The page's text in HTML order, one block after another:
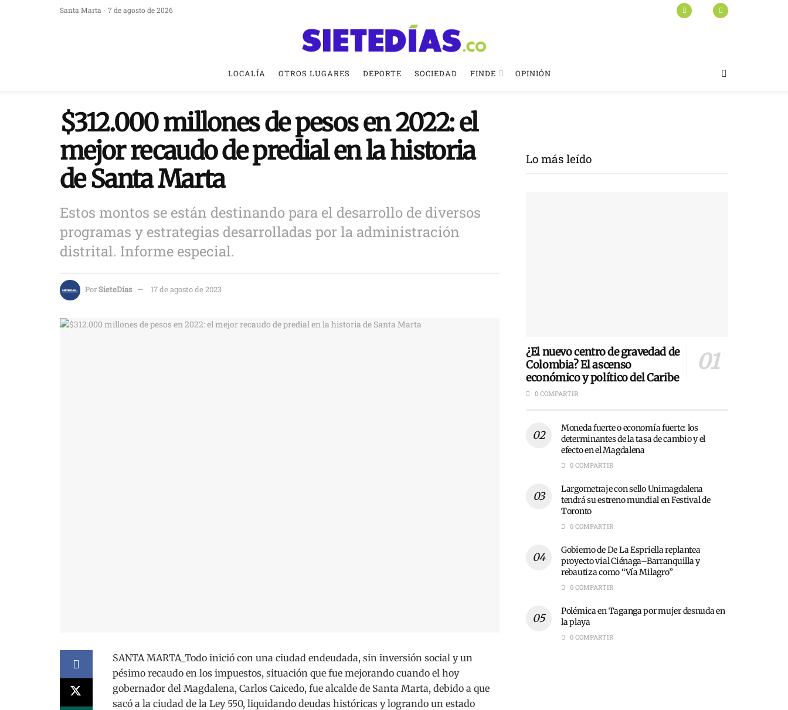
Santa Marta - 7 de agosto de 2026
LOCALÍA OTROS LUGARES DEPORTE SOCIEDAD FINDE OPINIÓN
$312.000 millones de pesos en 2022: el
mejor recaudo de predial en la historia
de Santa Marta
Estos montos se están destinando para el desarrollo de diversos
programas y estrategias desarrolladas por la administración
distrital. Informe especial.
PorSieteDías 17 de agosto de 2023
SANTA MARTA_Todo inició con una ciudad endeudada, sin inversión social y un
pésimo recaudo en los impuestos, situación que fue mejorando cuando el hoy
gobernador del Magdalena, Carlos Caicedo, fue alcalde de Santa Marta, debido a que
sacó a la ciudad de la Ley 550, liquidando deudas históricas y logrando un estado
Lo más leído
¿El nuevo centro de gravedad de
Colombia? El ascenso
económico y político del Caribe
0 COMPARTIR
Moneda fuerte o economía fuerte: los
determinantes de la tasa de cambio y el
efecto en el Magdalena
0 COMPARTIR
Largometraje con sello Unimagdalena
tendrá su estreno mundial en Festival de
Toronto
0 COMPARTIR
Gobierno de De La Espriella replantea
proyecto vial Ciénaga–Barranquilla y
rebautiza como “Vía Milagro”
0 COMPARTIR
Polémica en Taganga por mujer desnuda en
la playa
0 COMPARTIR